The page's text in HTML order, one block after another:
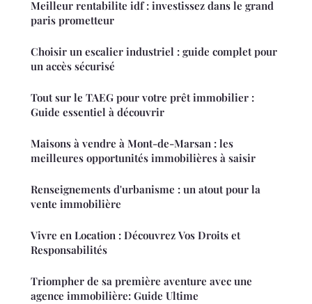
Meilleur rentabilite idf : investissez dans le grand
paris prometteur
Choisir un escalier industriel : guide complet pour
un accès sécurisé
Tout sur le TAEG pour votre prêt immobilier :
Guide essentiel à découvrir
Maisons à vendre à Mont-de-Marsan : les
meilleures opportunités immobilières à saisir
Renseignements d'urbanisme : un atout pour la
vente immobilière
Vivre en Location : Découvrez Vos Droits et
Responsabilités
Triompher de sa première aventure avec une
agence immobilière: Guide Ultime